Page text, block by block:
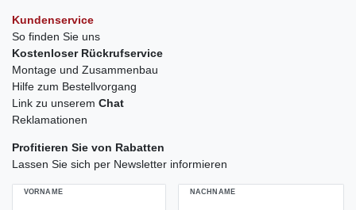
Kundenservice
So finden Sie uns
Kostenloser Rückrufservice
Montage und Zusammenbau
Hilfe zum Bestellvorgang
Link zu unserem Chat
Reklamationen
Profitieren Sie von Rabatten
Lassen Sie sich per Newsletter informieren
VORNAME NACHNAME